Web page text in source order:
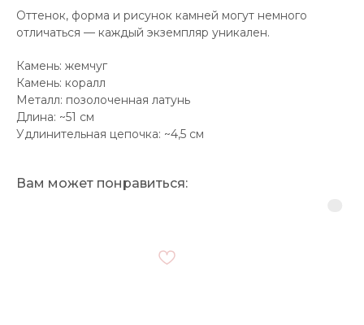
Оттенок, форма и рисунок камней могут немного
отличаться — каждый экземпляр уникален.
Камень: жемчуг
Камень: коралл
Металл: позолоченная латунь
Длина: ~51 см
Удлинительная цепочка: ~4,5 см
Вам может понравиться: